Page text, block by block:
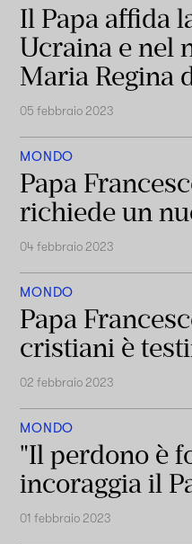
Il Papa affida
Ucraina e nel
Maria Regina
05 febbraio 2023
MONDO
Papa
richiede un
04 febbraio 2023
MONDO
Papa
cristiani è
02 febbraio 2023
MONDO
"Il perdono è
incoraggia il
01 febbraio 2023